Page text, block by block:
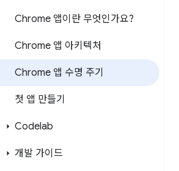
Chrome 앱이란 무엇인가요?
Chrome 앱 아키텍처
Chrome 앱 수명 주기
첫 앱 만들기
Codelab
개발 가이드